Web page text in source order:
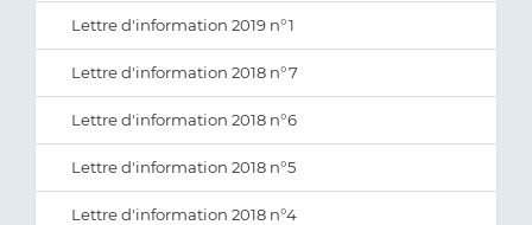
Lettre d'information 2019 n°1
Lettre d'information 2018 n°7
Lettre d'information 2018 n°6
Lettre d'information 2018 n°5
Lettre d'information 2018 n°4